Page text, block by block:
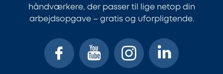
håndværkere, der passer til lige netop din
arbejdsopgave – gratis og uforpligtende.